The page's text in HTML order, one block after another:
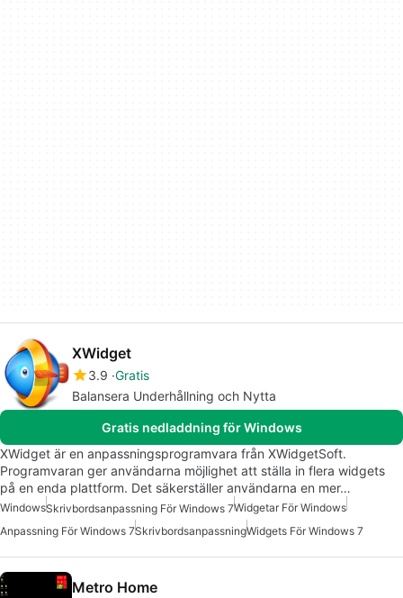
XWidget
3.9 Gratis
Balansera Underhållning och Nytta
Gratis nedladdning för Windows
XWidget är en anpassningsprogramvara från XWidgetSoft.
Programvaran ger användarna möjlighet att ställa in flera widgets
på en enda plattform. Det säkerställer användarna en mer…
WindowsSkrivbordsanpassning För Windows 7Widgetar För Windows
Anpassning För Windows 7SkrivbordsanpassningWidgets För Windows 7
Metro Home